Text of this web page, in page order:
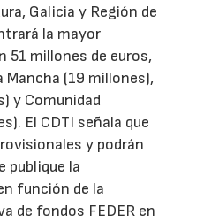
Galicia y Región de
la mayor
51 millones de euros,
(19 millones),
y Comunidad
El CDTI señala que
y podrán
publique la
función de la
de fondos FEDER en